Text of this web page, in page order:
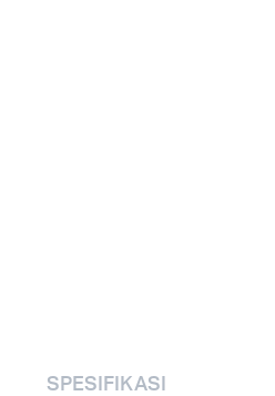
SPESIFIKASI